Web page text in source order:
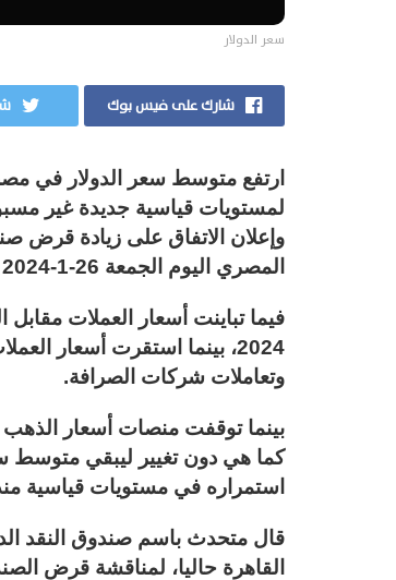
سعر الدولار
شارك على فيس بوك
لمستويات قياسية جديدة غير
وإعلان الاتفاق على زيادة قرض
المصري اليوم الجمعة 26-1-2024 مستقرا في البنوك، وشركات الصرافة المصرية.
وتعاملات شركات الصرافة.
بينما توقفت منصات أسعار
استمراره في مستويات قياسية منذ أكثر
قال متحدث باسم صندوق النقد